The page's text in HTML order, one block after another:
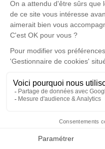
Faire-part
MOULIN.
Un service de plantation
disponible ici.
Cérémonie religieuse
Église Saint
Rue Victor Hugo